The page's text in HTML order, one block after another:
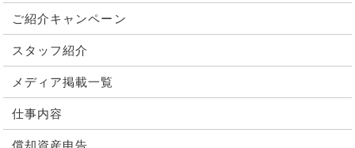
ご紹介キャンペーン
スタッフ紹介
メディア掲載一覧
仕事内容